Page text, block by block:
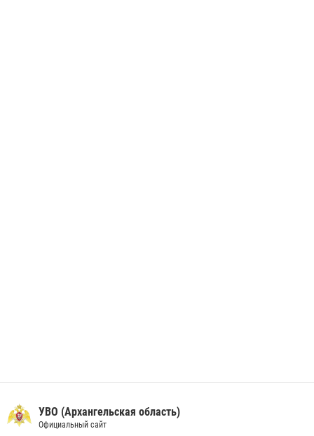
УВО (Архангельская область)
Официальный сайт